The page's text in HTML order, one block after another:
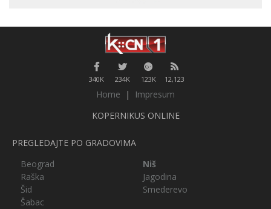
340K 234K 123K 12,123
Home |
Impresum
KOPERNIKUS ONLINE
PREGLEDAJTE PO GRADOVIMA
Beograd
Niš
Raška
Jagodina
Šid
Smederevo
Šabac